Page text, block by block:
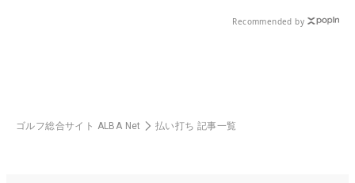
Recommended by
ゴルフ総合サイト ALBA Net 払い打ち 記事一覧